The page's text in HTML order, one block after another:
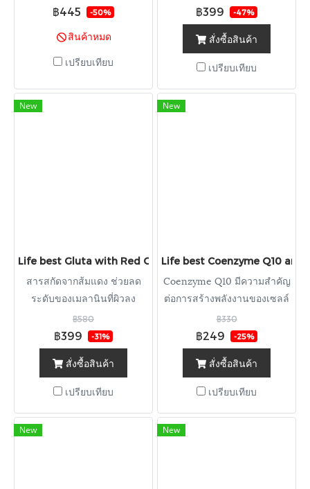
ประกอบสำคัญของโครงสร้าง
ความแข็งแรง ลดเลือนริ้วรอย
ปัญหาผิวแห้งกร้าน เพิ่มความ
ผิว
฿445 -50%
สินค้าหมด
เปรียบเทียบ
เองไม่ได้ ต้องได้จากอาหารตาม
ธรรมชาติเท่านั้น โดยจะพบ
Astaxanthin ในอาหารและพืช
ที่มีสีแดง เช่น ปลาแซลมอน ไข่
และจะพบแอสตาแซนทีนมาก
ในสาหร่ายสีแดง Astaxanthin
ต่างๆของเซลล์ ช่วยฟื้นฟูสภาพ
ผิว ลดการเกิดริ้วรอยต่างๆของ
ผิว ทำให้ผิวพรรณคงความนุ่ม
ชุ่มชื้นมีสุขภาพดี และมี
ภูมิคุ้มกันต่อแสงแดดมากขึ้น
฿399 -47%
สั่งซื้อสินค้า
เปรียบเทียบ
New
Life best Gluta with Red Orange Extract ไลฟ์เบสต์ กลูต้า กับ
สารสกัดจากส้มแดง ช่วยลด
ระดับของเมลานินที่ผิวลง
฿580
฿399 -31%
สั่งซื้อสินค้า
เปรียบเทียบ
New
Life best Coenzyme Q10 and
Coenzyme Q10 มีความสำคัญ
ต่อการสร้างพลังงานของเซลล์
ในร่างกาย
฿330
฿249 -25%
สั่งซื้อสินค้า
เปรียบเทียบ
New New